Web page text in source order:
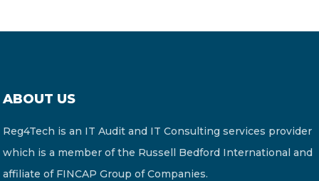
ABOUT US
Reg4Tech is an IT Audit and IT Consulting services provider
which is a member of the Russell Bedford International and
affiliate of FINCAP Group of Companies.